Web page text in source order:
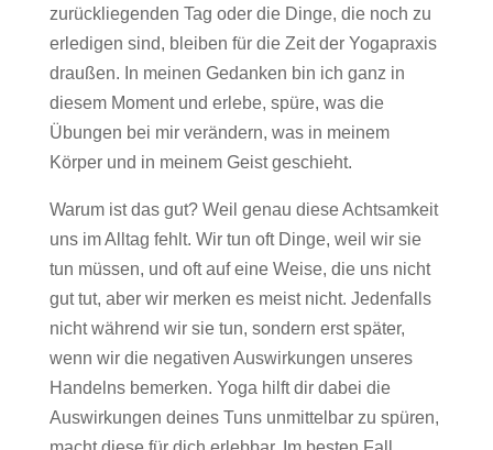
zurückliegenden Tag oder die Dinge, die noch zu
erledigen sind, bleiben für die Zeit der Yogapraxis
draußen. In meinen Gedanken bin ich ganz in
diesem Moment und erlebe, spüre, was die
Übungen bei mir verändern, was in meinem
Körper und in meinem Geist geschieht.
Warum ist das gut? Weil genau diese Achtsamkeit
uns im Alltag fehlt. Wir tun oft Dinge, weil wir sie
tun müssen, und oft auf eine Weise, die uns nicht
gut tut, aber wir merken es meist nicht. Jedenfalls
nicht während wir sie tun, sondern erst später,
wenn wir die negativen Auswirkungen unseres
Handelns bemerken. Yoga hilft dir dabei die
Auswirkungen deines Tuns unmittelbar zu spüren,